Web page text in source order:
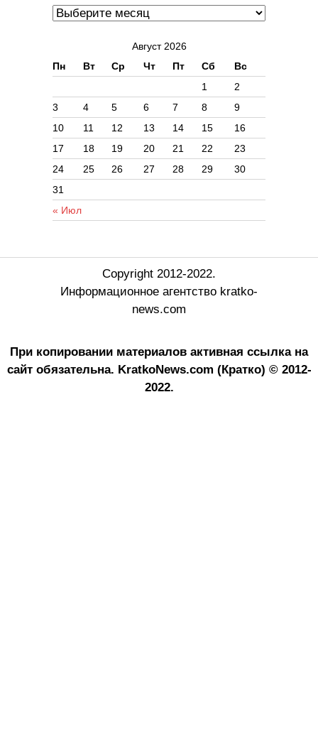
Август 2026
Пн
Вт Ср Чт Пт Сб Вс
« Июл
1
2
3
4 5 6 7 8
9
10
11 12 13 14 15
16
17
18 19 20 21 22
23
24
25 26 27 28 29
30
31
Copyright 2012-2022.
Информационное агентство kratko-
news.com
При копировании материалов активная ссылка на
сайт обязательна. KratkoNews.com (Кратко) © 2012-
2022.